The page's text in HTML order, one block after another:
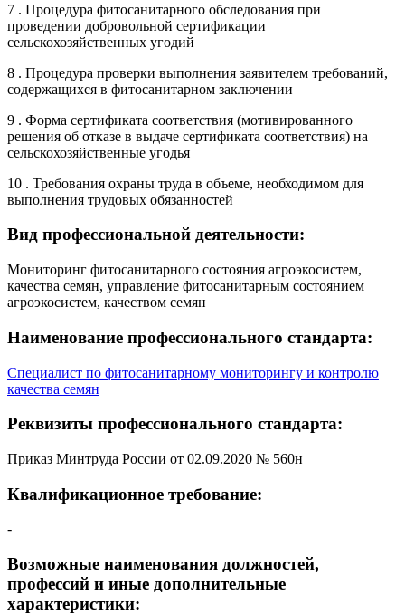
7 . Процедура фитосанитарного обследования при
проведении добровольной сертификации
сельскохозяйственных угодий
8 . Процедура проверки выполнения заявителем требований,
содержащихся в фитосанитарном заключении
9 . Форма сертификата соответствия (мотивированного
решения об отказе в выдаче сертификата соответствия) на
сельскохозяйственные угодья
10 . Требования охраны труда в объеме, необходимом для
выполнения трудовых обязанностей
Вид профессиональной деятельности:
Мониторинг фитосанитарного состояния агроэкосистем,
качества семян, управление фитосанитарным состоянием
агроэкосистем, качеством семян
Наименование профессионального стандарта:
Специалист по фитосанитарному мониторингу и контролю
качества семян
Реквизиты профессионального стандарта:
Приказ Минтруда России от 02.09.2020 № 560н
Квалификационное требование:
-
Возможные наименования должностей,
профессий и иные дополнительные
характеристики: